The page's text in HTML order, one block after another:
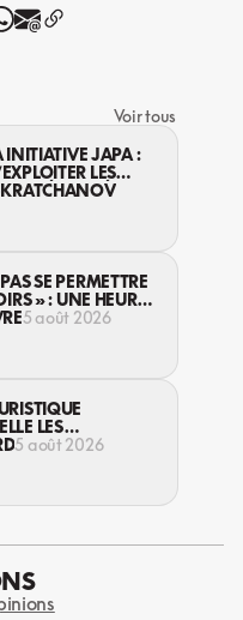
Voir tous
INITIATIVE JAPA :
LES
LA LÉGALITÉ?
SE PERMETTRE
» : UNE HEURE
5 août 2026
LES
LES
5 août 2026